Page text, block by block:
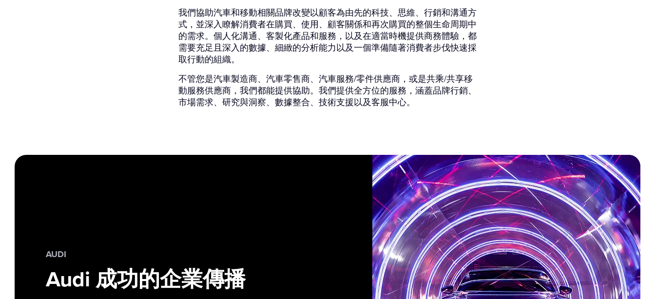
我們協助汽車和移動相關品牌改變以顧客為由先的科技、思維、行銷和溝通方
式，並深入瞭解消費者在購買、使用、顧客關係和再次購買的整個生命周期中
的需求。個人化溝通、客製化產品和服務，以及在適當時機提供商務體驗，都
需要充足且深入的數據、細緻的分析能力以及一個準備隨著消費者步伐快速採
取行動的組織。
不管您是汽車製造商、汽車零售商、汽車服務/零件供應商，或是共乘/共享移
動服務供應商，我們都能提供協助。我們提供全方位的服務，涵蓋品牌行銷、
市場需求、研究與洞察、數據整合、技術支援以及客服中心。
AUDI
Audi 成功的企業傳播